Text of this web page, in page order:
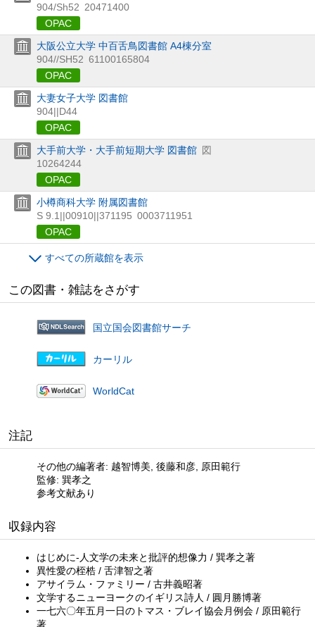
904/Sh52 20471400
OPAC
大阪公立大学 中百舌鳥図書館 A4棟分室
904//SH52 61100165804
OPAC
大妻女子大学 図書館
904||D44
OPAC
大手前大学・大手前短期大学 図書館 図
10264244
OPAC
小樽商科大学 附属図書館
S 9.1||00910||371195 0003711951
OPAC
すべての所蔵館を表示
この図書・雑誌をさがす
国立国会図書館サーチ
カーリル
WorldCat
注記
その他の編著者: 越智博美, 後藤和彦, 原田範行
監修: 巽孝之
参考文献あり
収録内容
はじめに-人文学の未来と批評的想像力 / 巽孝之著
異性愛の桎梏 / 舌津智之著
アサイラム・ファミリー / 古井義昭著
文学するニューヨークのイギリス詩人 / 圓月勝博著
一七六〇年五月一日のトマス・ブレイ協会月例会 / 原田範行
著